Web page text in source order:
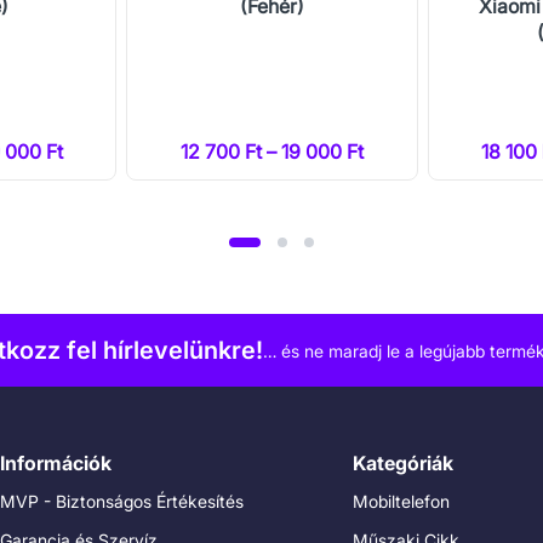
000 Ft
(Fehér)
12 700 Ft – 19 000 Ft 18
fel hírlevelünkre!… és ne maradj le a legújabb
Információk
MVP - Biztonságos Értékesítés
Kategóriák
Mobiltelefon